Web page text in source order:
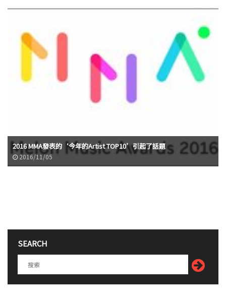
2016 MMA發表的‘今年的Artist TOP10’引起了話題
2016/11/05
SEARCH